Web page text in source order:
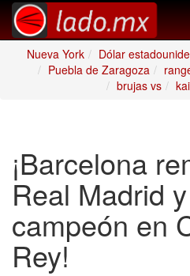
Nueva York
Dólar
Puebla de Zaragoza
brujas vs
¡Barcelona
Real Madrid
campeón en
Rey!